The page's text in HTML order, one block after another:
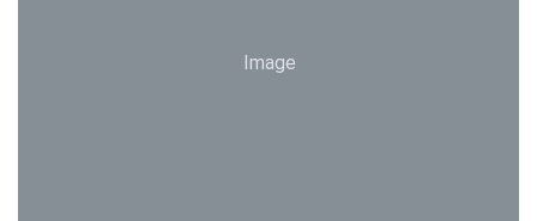
Image